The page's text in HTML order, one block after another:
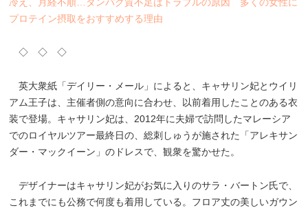
プロテイン摂取をおすすめする理由
◇ ◇ ◇
英大衆紙「デイリー・メール」によると、キャサリン妃とウイリ
アム王子は、主催者側の意向に合わせ、以前着用したことのある衣
装で登場。キャサリン妃は、2012年に夫婦で訪問したマレーシア
でのロイヤルツアー最終日の、総刺しゅうが施された「アレキサン
ダー・マックイーン」のドレスで、観衆を驚かせた。
デザイナーはキャサリン妃がお気に入りのサラ・バートン氏で、
これまでにも公務で何度も着用している。フロア丈の美しいガウン